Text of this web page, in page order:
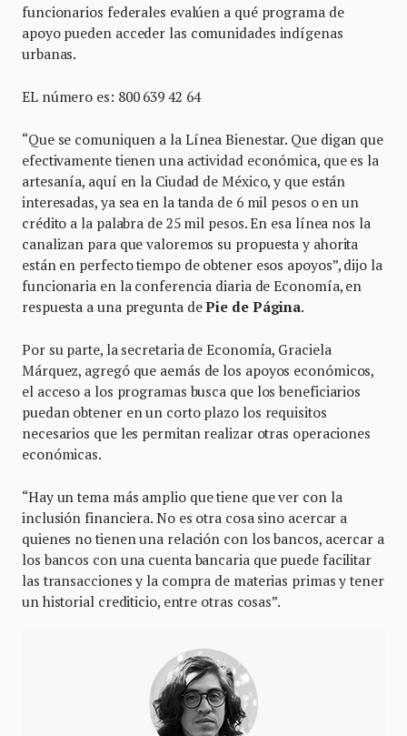
funcionarios federales evalúen a qué programa de
apoyo pueden acceder las comunidades indígenas
urbanas.
EL número es: 800 639 42 64
“Que se comuniquen a la Línea Bienestar. Que digan que
efectivamente tienen una actividad económica, que es la
artesanía, aquí en la Ciudad de México, y que están
interesadas, ya sea en la tanda de 6 mil pesos o en un
crédito a la palabra de 25 mil pesos. En esa línea nos la
canalizan para que valoremos su propuesta y ahorita
están en perfecto tiempo de obtener esos apoyos”, dijo la
funcionaria en la conferencia diaria de Economía, en
respuesta a una pregunta dePie de Página.
Por su parte, la secretaria de Economía, Graciela
Márquez, agregó que aemás de los apoyos económicos,
el acceso a los programas busca que los beneficiarios
puedan obtener en un corto plazo los requisitos
necesarios que les permitan realizar otras operaciones
económicas.
“Hay un tema más amplio que tiene que ver con la
inclusión financiera. No es otra cosa sino acercar a
quienes no tienen una relación con los bancos, acercar a
los bancos con una cuenta bancaria que puede facilitar
las transacciones y la compra de materias primas y tener
un historial crediticio, entre otras cosas”.